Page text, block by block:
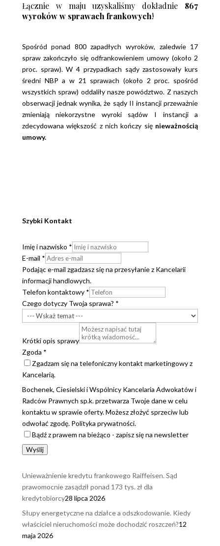
Łącznie w maju uzyskaliśmy dokładnie 867
wyroków w sprawach frankowych!
Spośród ponad 800 zapadłych wyroków, zaledwie 17
spraw zakończyło się odfrankowieniem umowy (około 2
proc. spraw). W 4 przypadkach sądy zastosowały kurs
średni NBP a w 21 sprawach (około 2 proc. spośród
wszystkich spraw) oddaliły nasze powództwo. Z naszych
obserwacji jednak wynika, że sądy II instancji przeważnie
zmieniają niekorzystne wyroki sądów I instancji a
zdecydowana większość z nich kończy sięnieważnością
umowy.
Szybki Kontakt
Imię i nazwisko *
E-mail *
Podając e-mail zgadzasz się na przesyłanie z Kancelarii
informacji handlowych.
Telefon kontaktowy *
Czego dotyczy Twoja sprawa? *
Krótki opis sprawy
Zgoda *
Zgadzam się na telefoniczny kontakt marketingowy z
Kancelarią.
Bochenek, Ciesielski i Wspólnicy Kancelaria Adwokatów i
Radców Prawnych sp.k. przetwarza Twoje dane w celu
kontaktu w sprawie oferty. Możesz złożyć sprzeciw lub
odwołać zgodę. Polityka prywatności.
Bądź z prawem na bieżąco - zapisz się na newsletter
Wyślij
Unieważnienie kredytu frankowego Raiffeisen. Sąd
prawomocnie zasądził ponad 173 tys. zł dla
kredytobiorcy28 lipca 2026
Słupy energetyczne na działce a odszkodowanie. Kiedy
właściciel nieruchomości może dochodzić roszczeń?12
maja 2026